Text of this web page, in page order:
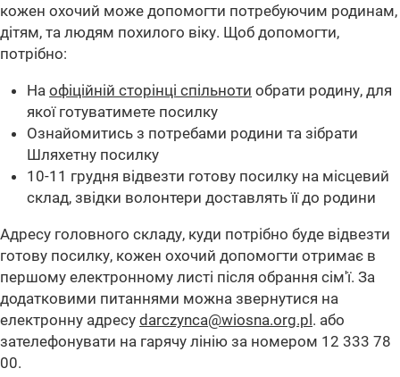
кожен охочий може допомогти потребуючим родинам,
дітям, та людям похилого віку. Щоб допомогти,
потрібно:
На офіційній сторінці спільноти обрати родину, для
якої готуватимете посилку
Ознайомитись з потребами родини та зібрати
Шляхетну посилку
10-11 грудня відвезти готову посилку на місцевий
склад, звідки волонтери доставлять її до родини
Адресу головного складу, куди потрібно буде відвезти
готову посилку, кожен охочий допомогти отримає в
першому електронному листі після обрання сім'ї. За
додатковими питаннями можна звернутися на
електронну адресу darczynca@wiosna.org.pl . або
зателефонувати на гарячу лінію за номером 12 333 78
00.